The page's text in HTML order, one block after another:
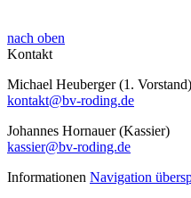
nach oben
Kontakt
Michael Heuberger (1. Vorstand)
kontakt@bv-roding.de
Johannes Hornauer (Kassier)
kassier@bv-roding.de
Informationen Navigation